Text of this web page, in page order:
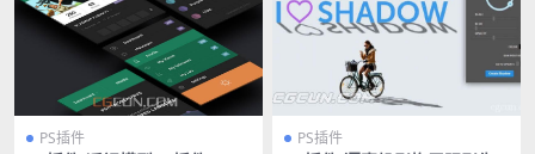
PS插件 PS插件